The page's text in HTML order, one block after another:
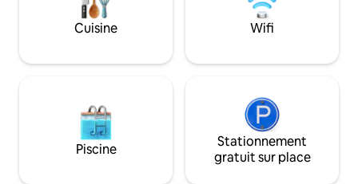
09/2026) et deux
Nous disposons
supplémentaires).
Cuisine Wifi
Piscine
Stationnement
gratuit sur place